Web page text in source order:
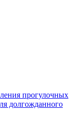
прогулочных
долгожданного